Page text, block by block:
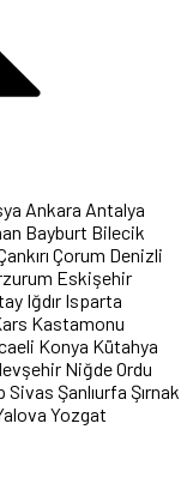
Ankara Antalya
Bayburt Bilecik
Çorum Denizli
Eskişehir
Iğdır Isparta
Kastamonu
Konya Kütahya
NiğdeOrdu
Sivas Şanlıurfa Şırnak
Yozgat